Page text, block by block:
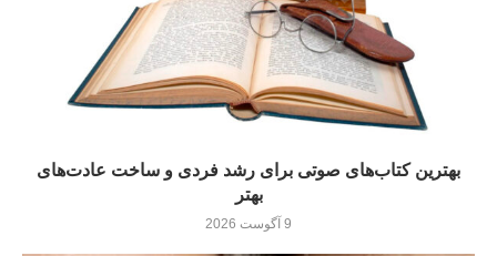
بهترین کتاب‌های صوتی برای رشد فردی و ساخت عادت‌های
بهتر
9 آگوست 2026